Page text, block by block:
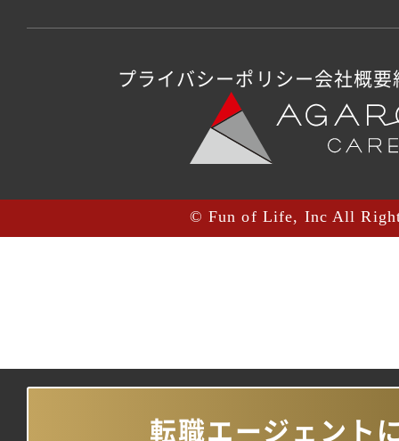
プライバシーポリシー会社概要
転職エージェント
© Fun of Life, Inc All Right